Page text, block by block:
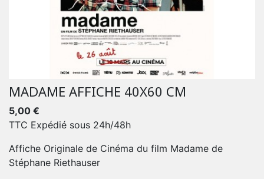
MADAME AFFICHE 40X60 CM
5,00 €
TTC Expédié sous 24h/48h
Affiche Originale de Cinéma du film Madame de
Stéphane Riethauser